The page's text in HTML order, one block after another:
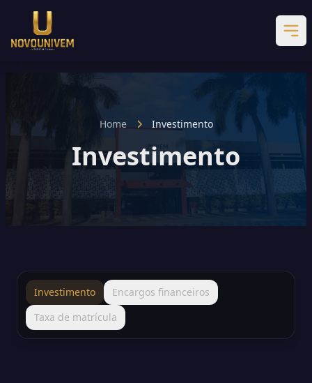
Home Investimento
Investimento
Investimento
Encargos financeiros
Taxa de matrícula